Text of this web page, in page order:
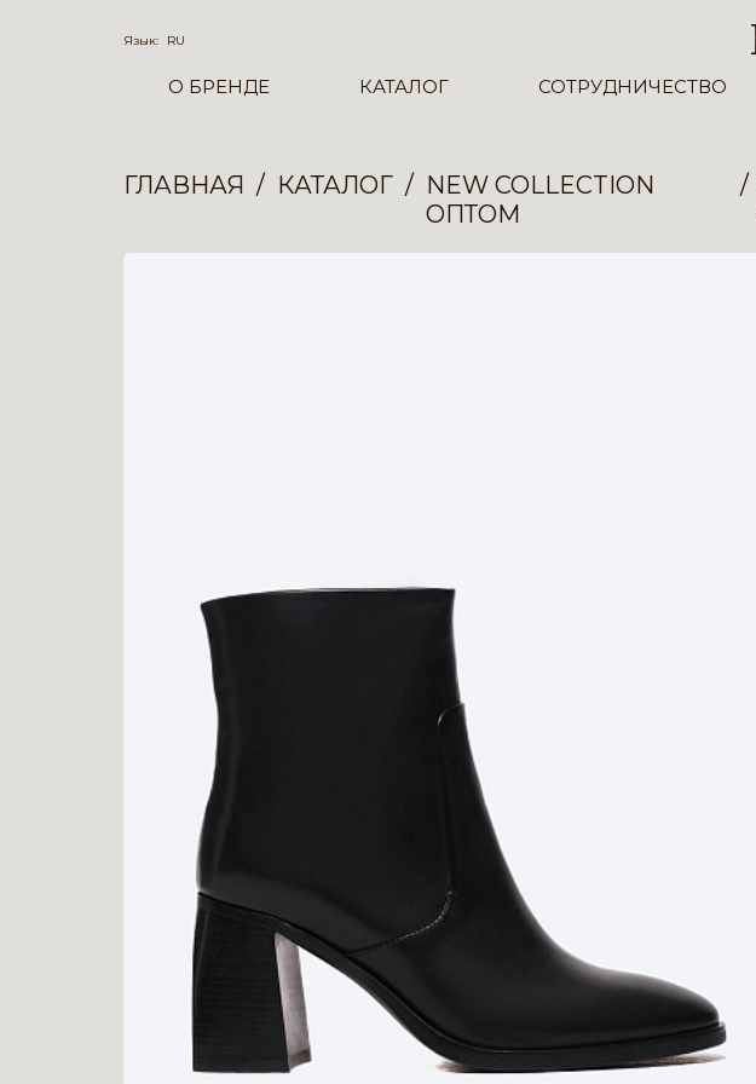
Язык: RU
О БРЕНДЕ КАТАЛОГ СОТРУДНИЧЕСТВО
ГЛАВНАЯ КАТАЛОГ
NEW COLLECTION
ОПТОМ